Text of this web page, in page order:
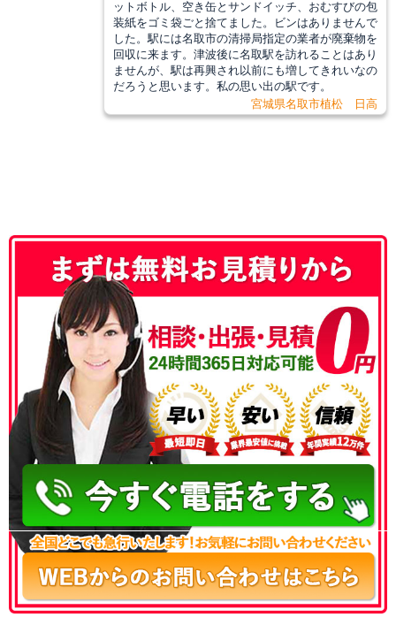
ットボトル、空き缶とサンドイッチ、おむすびの包
装紙をゴミ袋ごと捨てました。ビンはありませんで
した。駅には名取市の清掃局指定の業者が廃棄物を
回収に来ます。津波後に名取駅を訪れることはあり
ませんが、駅は再興され以前にも増してきれいなの
だろうと思います。私の思い出の駅です。
宮城県名取市植松 日高
050-3186-4780